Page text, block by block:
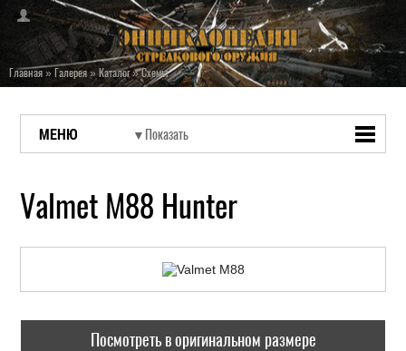
Главная»Галерея»Каталог»Схемы
МЕНЮ
Valmet M88 Hunter
Посмотреть в оригинальном размере